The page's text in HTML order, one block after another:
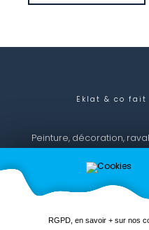
Eklat & co fait
Peinture, décoration,
constant
Ce que disent nos
professionnalisme,
sont eux qui
RGPD, en savoir + sur nos